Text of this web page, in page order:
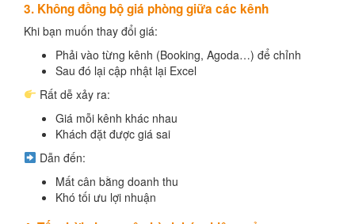
3. Không đồng bộ giá phòng giữa các kênh
Khi bạn muốn thay đổi giá:
Phải vào từng kênh (Booking, Agoda…) để chỉnh
Sau đó lại cập nhật lại Excel
Rất dễ xảy ra:
Giá mỗi kênh khác nhau
Khách đặt được giá sai
Dẫn đến:
Mất cân bằng doanh thu
Khó tối ưu lợi nhuận